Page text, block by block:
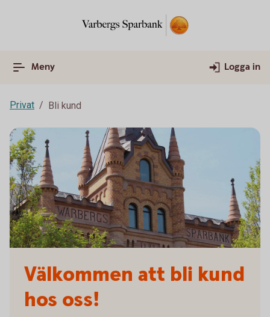
Meny Logga in
Privat Bli kund
Välkommen att bli kund
hos oss!